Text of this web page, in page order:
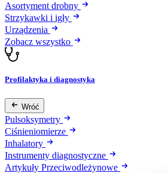
Asortyment drobny
Strzykawki i igły
Urządzenia
Zobacz wszystko
Profilaktyka i diagnostyka
Wróć
Pulsoksymetry
Ciśnieniomierze
Inhalatory
Instrumenty diagnostyczne
Artykuły Przeciwodleżynowe